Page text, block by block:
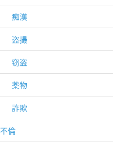
痴漢
盗撮
窃盗
薬物
詐欺
不倫